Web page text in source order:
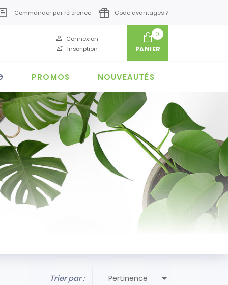
Commander par référence Code avantages ?
Inscription
Connexion
0
PANIER
PROMOS NOUVEAUTÉS
Trier par : Pertinence 